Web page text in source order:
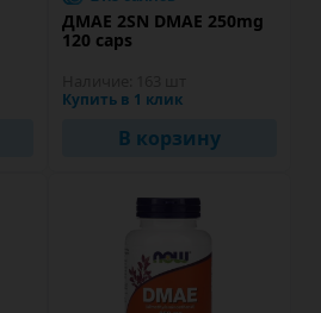
ДМАЕ 2SN DMAE 250mg
120 caps
Купить в 1 клик
В корзину